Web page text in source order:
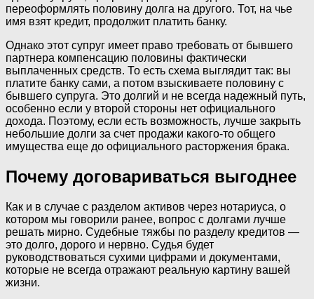
переоформлять половину долга на другого. Тот, на чье
имя взят кредит, продолжит платить банку.
Однако этот супруг имеет право требовать от бывшего
партнера компенсацию половины фактически
выплаченных средств. То есть схема выглядит так: вы
платите банку сами, а потом взыскиваете половину с
бывшего супруга. Это долгий и не всегда надежный путь,
особенно если у второй стороны нет официального
дохода. Поэтому, если есть возможность, лучше закрыть
небольшие долги за счет продажи какого-то общего
имущества еще до официального расторжения брака.
Почему договариваться выгоднее
Как и в случае с разделом активов через нотариуса, о
котором мы говорили ранее, вопрос с долгами лучше
решать мирно. Судебные тяжбы по разделу кредитов —
это долго, дорого и нервно. Судья будет
руководствоваться сухими цифрами и документами,
которые не всегда отражают реальную картину вашей
жизни.